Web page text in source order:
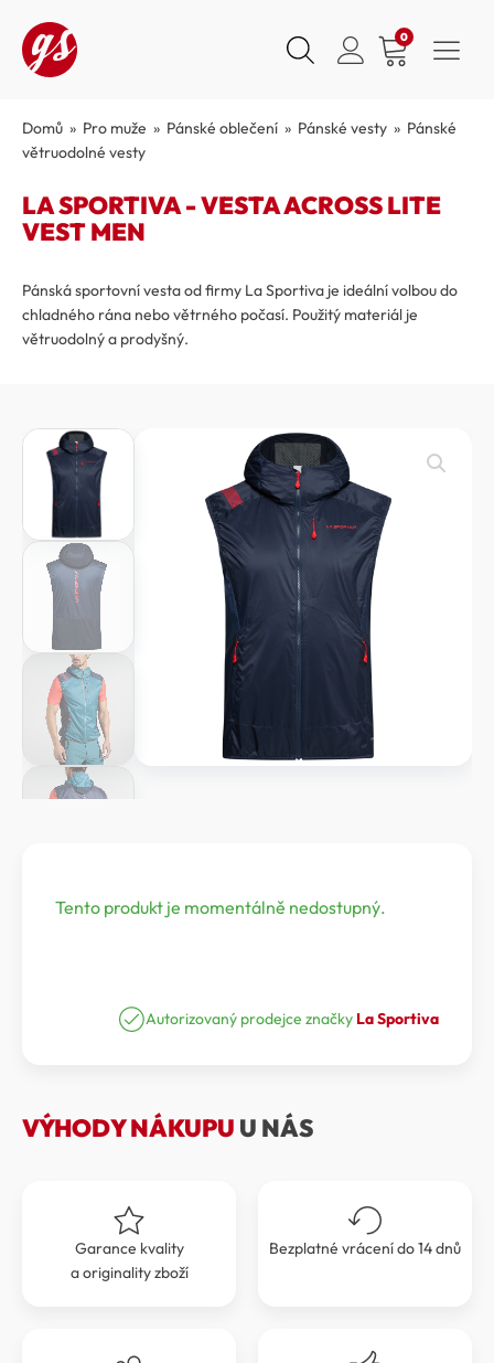
0
Domů » Pro muže » Pánské oblečení » Pánské vesty » Pánské
větruodolné vesty
LA SPORTIVA - VESTA ACROSS LITE
VEST MEN
Pánská sportovní vesta od firmy La Sportiva je ideální volbou do
chladného rána nebo větrného počasí. Použitý materiál je
větruodolný a prodyšný.
Tento produkt je momentálně nedostupný.
Autorizovaný prodejce značky La Sportiva
VÝHODY NÁKUPU U NÁS
Garance kvality
a originality zboží
Bezplatné vrácení do 14 dnů